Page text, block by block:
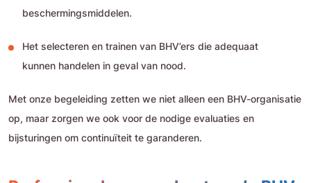
beschermingsmiddelen.
Het selecteren en trainen van BHV’ers die adequaat
kunnen handelen in geval van nood.
Met onze begeleiding zetten we niet alleen een BHV-organisatie
op, maar zorgen we ook voor de nodige evaluaties en
bijsturingen om continuïteit te garanderen.